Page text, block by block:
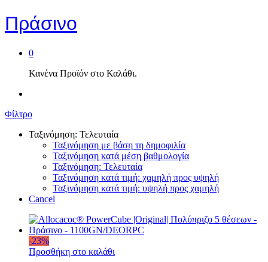
Πράσινο
0
Κανένα Προϊόν στο Καλάθι.
Φίλτρο
Ταξινόμηση: Τελευταία
Ταξινόμηση με βάση τη δημοφιλία
Ταξινόμηση κατά μέση βαθμολογία
Ταξινόμηση: Τελευταία
Ταξινόμηση κατά τιμή: χαμηλή προς υψηλή
Ταξινόμηση κατά τιμή: υψηλή προς χαμηλή
Cancel
-23%
Προσθήκη στο καλάθι